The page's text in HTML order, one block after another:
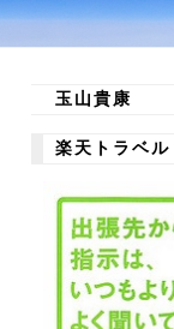
玉山貴康
楽天トラベル